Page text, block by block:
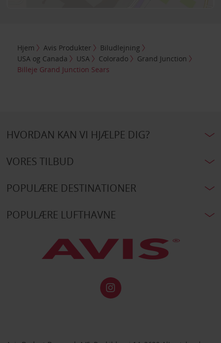
Hjem Avis Produkter
Biludlejning
USA og Canada
USA Colorado
Grand Junction
Billeje Grand Junction Sears
HVORDAN KAN VI HJÆLPE DIG?
VORES TILBUD
POPULÆRE DESTINATIONER
POPULÆRE LUFTHAVNE